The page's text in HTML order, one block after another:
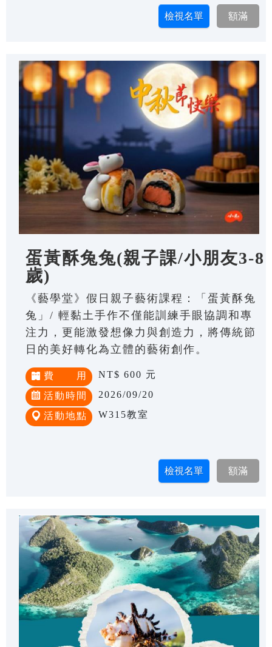
蛋黃酥兔兔(親子課/小朋友3-8
歲)
《藝學堂》假日親子藝術課程：「蛋黃酥兔
兔」/ 輕黏土手作不僅能訓練手眼協調和專
注力，更能激發想像力與創造力，將傳統節
日的美好轉化為立體的藝術創作。
費 用 NT$ 600 元
活動時間 2026/09/20
活動地點 W315教室